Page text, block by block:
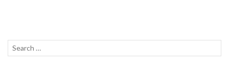
Recherche